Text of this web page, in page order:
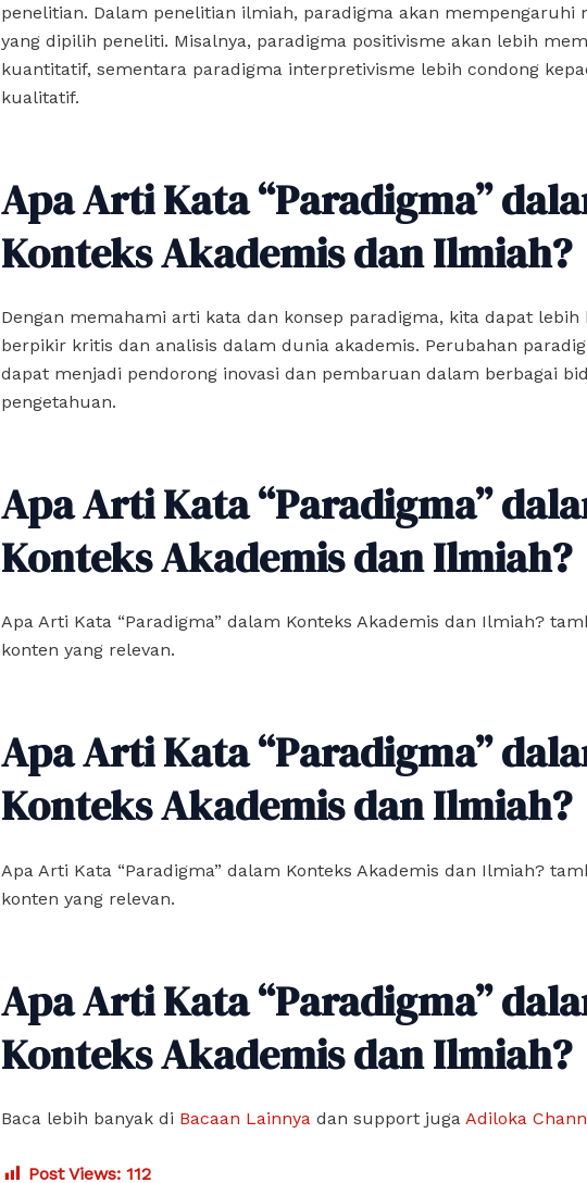
penelitian. Dalam penelitian ilmiah, paradigma akan mempengaruhi
yang dipilih peneliti. Misalnya, paradigma positivisme akan lebih
kuantitatif, sementara paradigma interpretivisme lebih condong
kualitatif.
Apa Arti Kata “Paradigma”
Konteks Akademis dan Ilmiah?
Dengan memahami arti kata dan konsep paradigma, kita dapat lebih
berpikir kritis dan analisis dalam dunia akademis. Perubahan
dapat menjadi pendorong inovasi dan pembaruan dalam berbagai
pengetahuan.
Apa Arti Kata “Paradigma”
Konteks Akademis dan Ilmiah?
Apa Arti Kata “Paradigma” dalam Konteks Akademis dan Ilmiah?
konten yang relevan.
Apa Arti Kata “Paradigma”
Konteks Akademis dan Ilmiah?
Apa Arti Kata “Paradigma” dalam Konteks Akademis dan Ilmiah?
konten yang relevan.
Apa Arti Kata “Paradigma”
Konteks Akademis dan Ilmiah?
Baca lebih banyak di Bacaan Lainnya dan support juga Adiloka
Post Views: 112